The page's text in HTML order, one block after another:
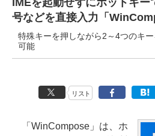
IMEを起動せずにホットキ
号などを直接入力「
特殊キーを押しながら2～4つのキ
可能
リスト
「WinCompose」は、ホ